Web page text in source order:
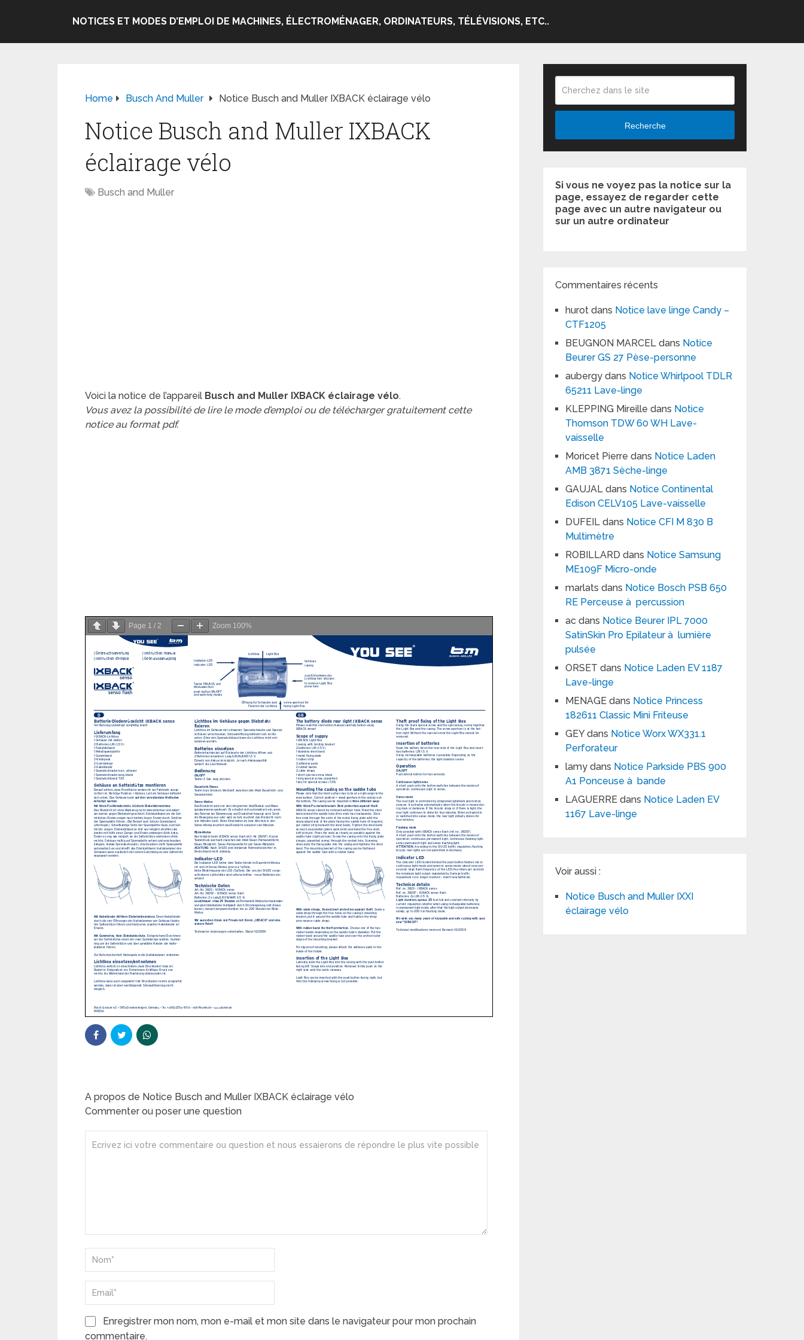
NOTICES ET MODES D’EMPLOI DE MACHINES, ÉLECTROMÉNAGER, ORDINATEURS, TÉLÉVISIONS, ETC..
Home Busch And Muller Notice Busch and Muller IXBACK éclairage vélo
Notice Busch and Muller IXBACK
éclairage vélo
Busch and Muller
Voici la notice de l’appareil Busch and Muller IXBACK éclairage vélo.
Vous avez la possibilité de lire le mode d’emploi ou de télécharger gratuitement cette
notice au format pdf.
Page 1 / 2 Zoom 100%
A propos de Notice Busch and Muller IXBACK éclairage vélo
Commenter ou poser une question
Enregistrer mon nom, mon e-mail et mon site dans le navigateur pour mon prochain
commentaire.
Recherche
Si vous ne voyez pas la notice sur la
page, essayez de regarder cette
page avec un autre navigateur ou
sur un autre ordinateur
Commentaires récents
hurot dans Notice lave linge Candy –
CTF1205
BEUGNON MARCEL dans Notice
Beurer GS 27 Pèse-personne
aubergy dans Notice Whirlpool TDLR
65211 Lave-linge
KLEPPING Mireille dans Notice
Thomson TDW 60 WH Lave-
vaisselle
Moricet Pierre dans Notice Laden
AMB 3871 Sèche-linge
GAUJAL dans Notice Continental
Edison CELV105 Lave-vaisselle
DUFEIL dans Notice CFI M 830 B
Multimètre
ROBILLARD dans Notice Samsung
ME109F Micro-onde
marlats dans Notice Bosch PSB 650
RE Perceuse à percussion
ac dans Notice Beurer IPL 7000
SatinSkin Pro Epilateur à lumière
pulsée
ORSET dans Notice Laden EV 1187
Lave-linge
MENAGE dans Notice Princess
182611 Classic Mini Friteuse
GEYdans Notice Worx WX331.1
Perforateur
lamy dans Notice Parkside PBS 900
A1 Ponceuse à bande
LAGUERRE dans Notice Laden EV
1167 Lave-linge
Voir aussi :
Notice Busch and Muller IXXI
éclairage vélo